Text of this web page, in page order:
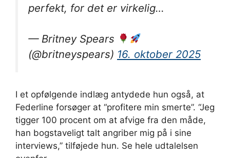
perfekt, for det er virkelig…
— Britney Spears
(@britneyspears) 16. oktober 2025
I et opfølgende indlæg antydede hun også, at
Federline forsøger at “profitere min smerte”. “Jeg
tigger 100 procent om at afvige fra den måde,
han bogstaveligt talt angriber mig på i sine
interviews,” tilføjede hun. Se hele udtalelsen